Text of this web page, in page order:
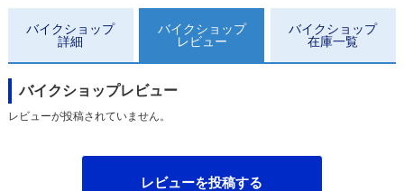
バイクショップ
詳細
バイクショップ
レビュー
バイクショップ
在庫一覧
バイクショップレビュー
レビューが投稿されていません。
レビューを投稿する